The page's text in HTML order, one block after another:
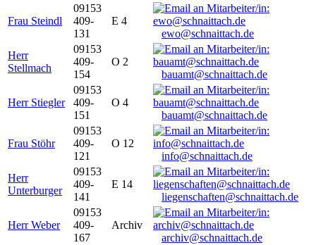
Frau Steindl
09153
409-
131
E 4
ewo@schnaittach.de
Herr
Stellmach
09153
409-
154
O 2
bauamt@schnaittach.de
Herr Stiegler
09153
409-
151
O 4
bauamt@schnaittach.de
Frau Stöhr
09153
409-
121
O 12
info@schnaittach.de
Herr
Unterburger
09153
409-
141
E 14
liegenschaften@schnaittach.de
Herr Weber
09153
409-
167
Archiv
archiv@schnaittach.de